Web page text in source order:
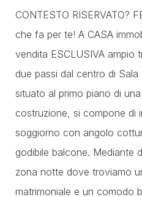
CONTESTO RISERVATO?
che fa per te! A CASA
vendita ESCLUSIVA ampio
due passi dal centro di
situato al primo piano di
costruzione, si compone di
soggiorno con angolo
godibile balcone. Mediante
zona notte dove troviamo
matrimoniale e un comodo